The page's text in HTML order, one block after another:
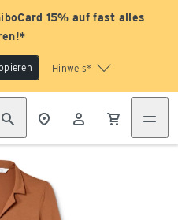
15% auf fast alles
Hinweis*